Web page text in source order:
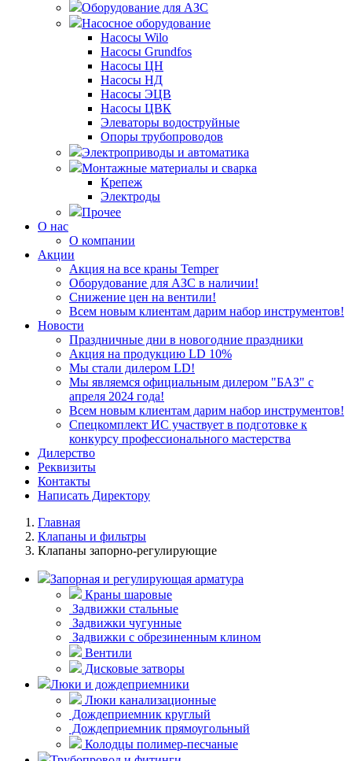
Оборудование для АЗС
Насосное оборудование
Насосы Wilo
Насосы Grundfos
Насосы ЦН
Насосы НД
Насосы ЭЦВ
Насосы ЦВК
Элеваторы водоструйные
Опоры трубопроводов
Электроприводы и автоматика
Монтажные материалы и сварка
Крепеж
Электроды
Прочее
О нас
О компании
Акции
Акция на все краны Temper
Оборудование для АЗС в наличии!
Снижение цен на вентили!
Всем новым клиентам дарим набор инструментов!
Новости
Праздничные дни в новогодние праздники
Акция на продукцию LD 10%
Мы стали дилером LD!
Мы являемся официальным дилером "БАЗ" с
апреля 2024 года!
Всем новым клиентам дарим набор инструментов!
Спецкомплект ИС участвует в подготовке к
конкурсу профессионального мастерства
Дилерство
Реквизиты
Контакты
Написать Директору
Главная
Клапаны и фильтры
Клапаны запорно-регулирующие
Запорная и регулирующая арматура
Краны шаровые
Задвижки стальные
Задвижки чугунные
Задвижки с обрезиненным клином
Вентили
Дисковые затворы
Люки и дождеприемники
Люки канализационные
Дождеприемник круглый
Дождеприемник прямоугольный
Колодцы полимер-песчаные